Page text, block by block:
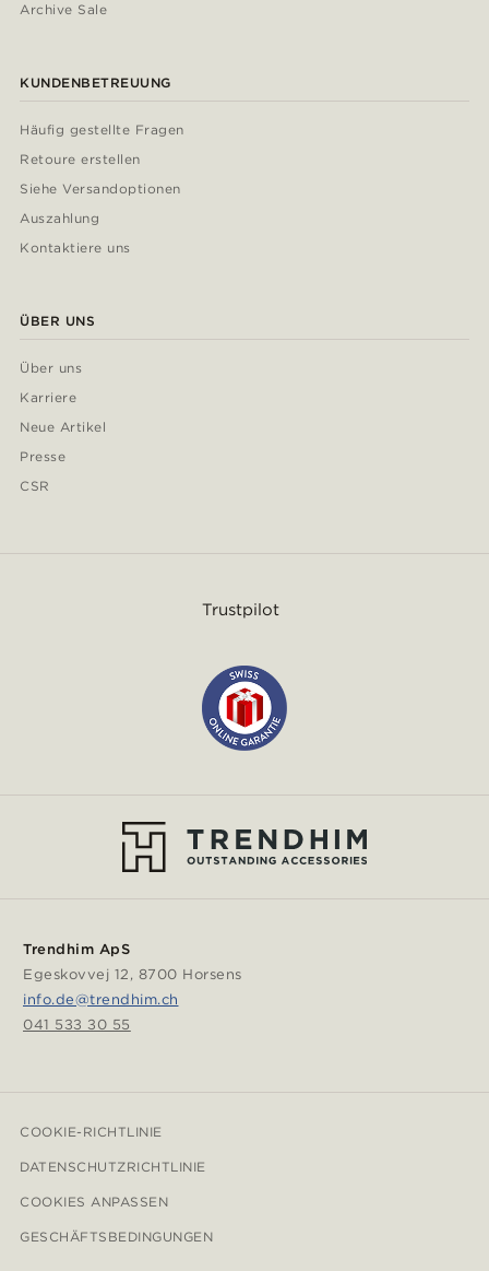
Archive Sale
KUNDENBETREUUNG
Häufig gestellte Fragen
Retoure erstellen
Siehe Versandoptionen
Auszahlung
Kontaktiere uns
ÜBER UNS
Über uns
Karriere
Neue Artikel
Presse
CSR
Trustpilot
Trendhim ApS
Egeskovvej 12, 8700 Horsens
info.de@trendhim.ch
041 533 30 55
COOKIE-RICHTLINIE
DATENSCHUTZRICHTLINIE
COOKIES ANPASSEN
GESCHÄFTSBEDINGUNGEN